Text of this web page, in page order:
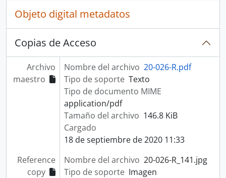
Objeto digital metadatos
Copias de Acceso
Archivo
maestro
Nombre del archivo 20-026-R.pdf
Tipo de soporte Texto
Tipo de documento MIME
application/pdf
Tamaño del archivo 146.8 KiB
Cargado
18 de septiembre de 2020 11:33
Reference
copy
Nombre del archivo 20-026-R_141.jpg
Tipo de soporte Imagen